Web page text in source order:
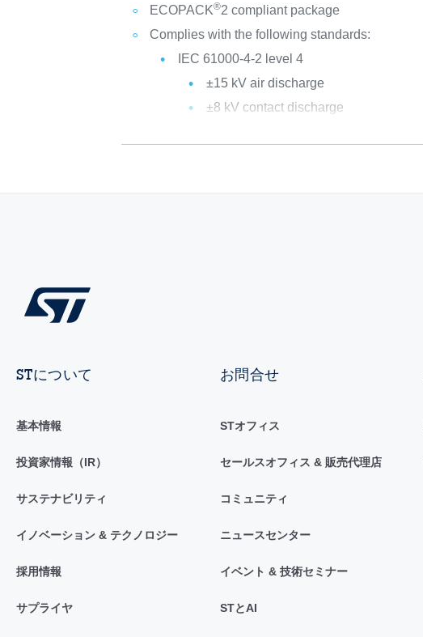
ECOPACK®2 compliant package
Complies with the following standards:
IEC 61000-4-2 level 4
±15 kV air discharge
±8 kV contact discharge
STについて
基本情報
投資家情報（IR）
サステナビリティ
イノベーション & テクノロジー
採用情報
サプライヤ
お問合せ
STオフィス
セールスオフィス & 販売代理店
コミュニティ
ニュースセンター
イベント & 技術セミナー
STとAI